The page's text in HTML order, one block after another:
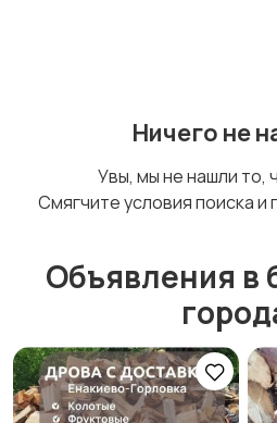
сигнализации
Сад и огород
Ничего не
Увы, мы не нашли то,
Смягчите условия поиска
Объявления в